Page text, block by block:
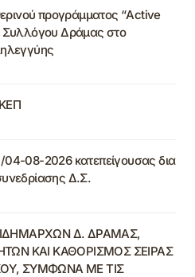
προγράμματος “Active
Συλλόγου Δράμας στο
08-2026 κατεπείγουσας δια
Δ.Σ.
Δ. ΔΡΑΜΑΣ,
ΚΑΙ ΚΑΘΟΡΙΣΜΟΣ ΣΕΙΡΑΣ
ΣΥΜΦΩΝΑ ΜΕ ΤΙΣ